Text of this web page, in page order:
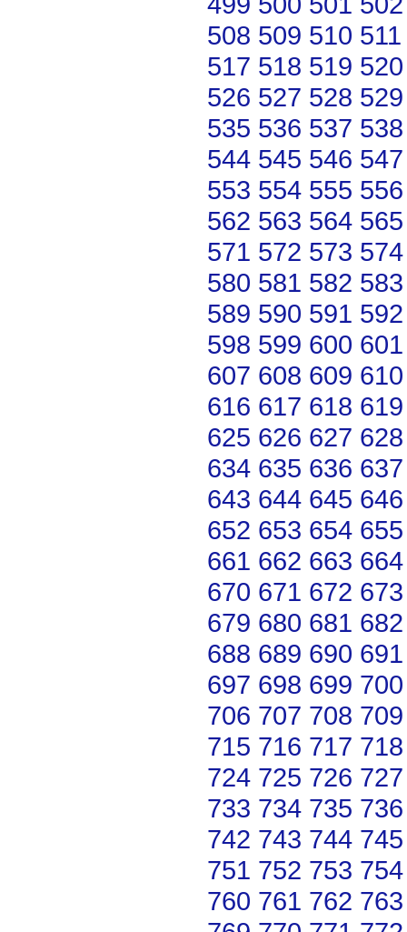
508 509 510 511
517 518 519 520
526 527 528 529
535 536 537 538
544 545 546 547
553 554 555 556
562 563 564 565
571 572 573 574
580 581 582 583
589 590 591 592
598 599 600 601
607 608 609 610
616 617 618 619
625 626 627 628
634 635 636 637
643 644 645 646
652 653 654 655
661 662 663 664
670 671 672 673
679 680 681 682
688 689 690 691
697 698 699 700
706 707 708 709
715 716 717 718
724 725 726 727
733 734 735 736
742 743 744 745
751 752 753 754
760 761 762 763